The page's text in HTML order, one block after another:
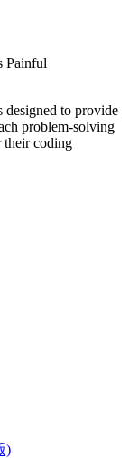
Painful
designed to provide
problem-solving
their coding
)